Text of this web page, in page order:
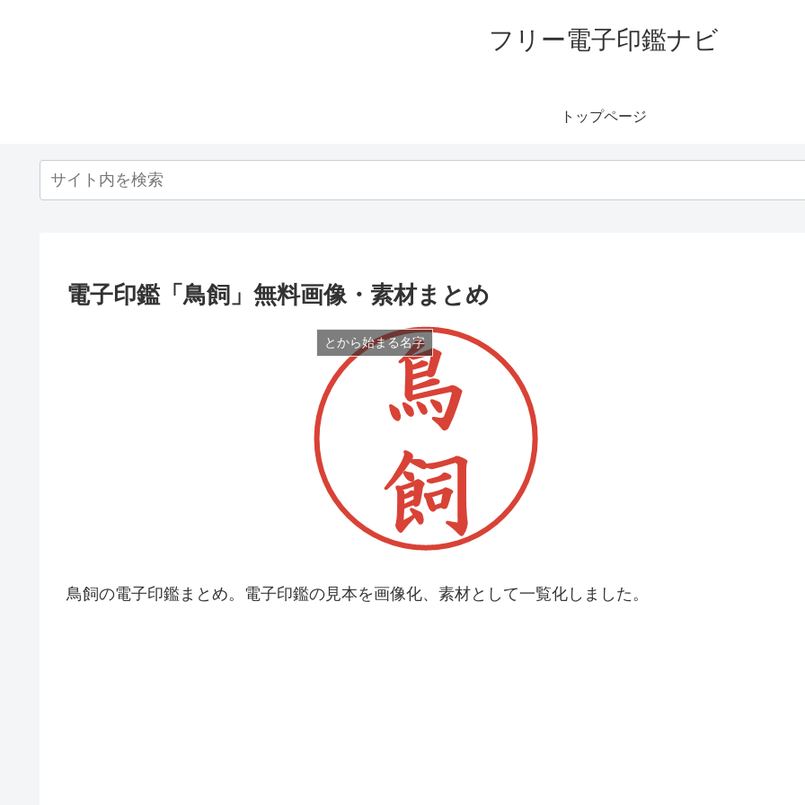
フリー電子印鑑ナビ
トップページ
電子印鑑「鳥飼」無料画像・素材まとめ
とから始まる名字
鳥飼の電子印鑑まとめ。電子印鑑の見本を画像化、素材として一覧化しました。